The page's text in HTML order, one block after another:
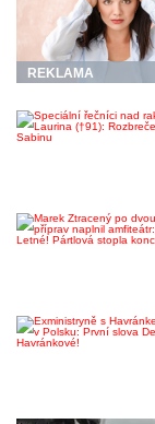
REKLAMA